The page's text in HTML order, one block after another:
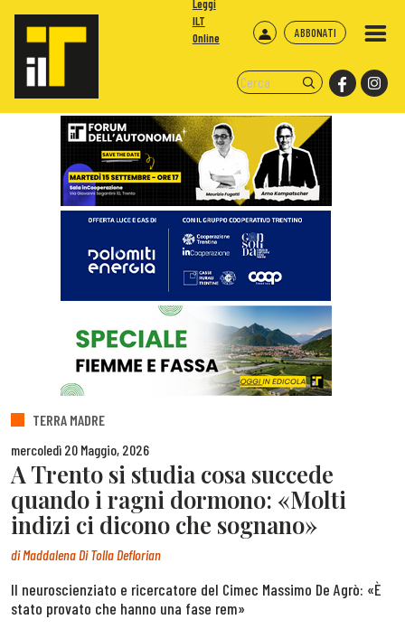
ABBONATI
Leggi
ILT
Online
TERRA MADRE
mercoledì 20 Maggio, 2026
A Trento si studia cosa succede
quando i ragni dormono: «Molti
indizi ci dicono che sognano»
diMaddalena Di Tolla Deflorian
Il neuroscienziato e ricercatore del Cimec Massimo De Agrò: «È
stato provato che hanno una fase rem»